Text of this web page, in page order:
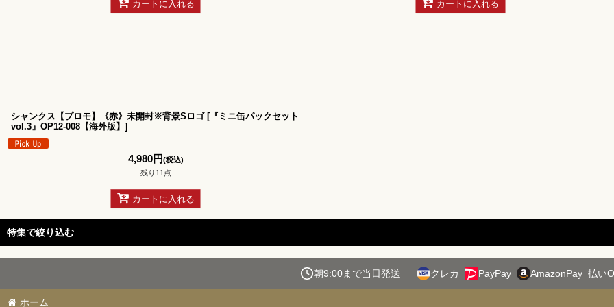
カートに入れる カートに入れる
シャンクス【プロモ】《赤》未開封※背景Sロゴ [『ミニ缶パックセット
vol.3』OP12-008【海外版】 ]
4,980円(税込)
残り11点
カートに入れる
特集で絞り込む
ブースターパック 決戦の刻【OP-16】
朝9:00まで当日発送 クレカ PayPay AmazonPay 払い
ホーム